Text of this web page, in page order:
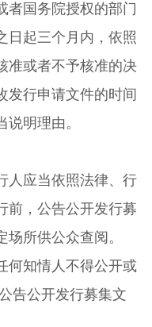
者国务院授权的部门
日起三个月内，依照
准或者不予核准的决
发行申请文件的时间
明理由。
人应当依照法律、行
前，公告公开发行募
所供公众查阅。
何知情人不得公开或
告公开发行募集文